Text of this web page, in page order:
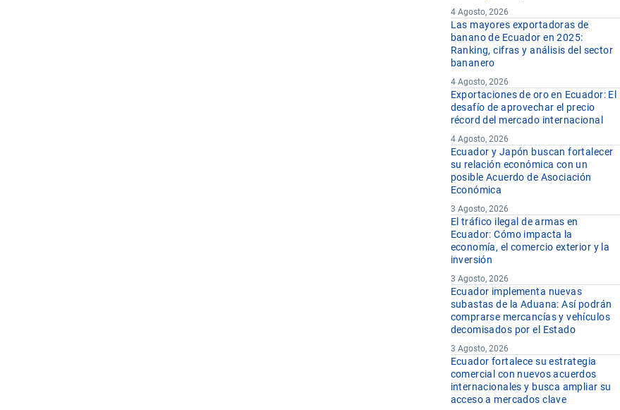
4 Agosto, 2026
Las mayores exportadoras de
banano de Ecuador en 2025:
Ranking, cifras y análisis del sector
bananero
4 Agosto, 2026
Exportaciones de oro en Ecuador: El
desafío de aprovechar el precio
récord del mercado internacional
4 Agosto, 2026
Ecuador y Japón buscan fortalecer
su relación económica con un
posible Acuerdo de Asociación
Económica
3 Agosto, 2026
El tráfico ilegal de armas en
Ecuador: Cómo impacta la
economía, el comercio exterior y la
inversión
3 Agosto, 2026
Ecuador implementa nuevas
subastas de la Aduana: Así podrán
comprarse mercancías y vehículos
decomisados por el Estado
3 Agosto, 2026
Ecuador fortalece su estrategia
comercial con nuevos acuerdos
internacionales y busca ampliar su
acceso a mercados clave